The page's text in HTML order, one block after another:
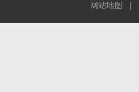
网站地图
|